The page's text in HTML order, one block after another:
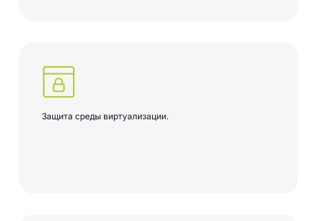
Защита среды виртуализации.